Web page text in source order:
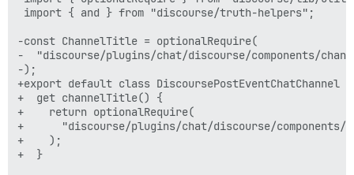
import { and } from "discourse/truth-helpers";
-const ChannelTitle = optionalRequire(
-  "discourse/plugins/chat/discourse/components/
-);
+export default class DiscoursePostEventChatChannel
+  get channelTitle() {
+    return optionalRequire(
+      "discourse/plugins/chat/discourse/
+    );
+  }